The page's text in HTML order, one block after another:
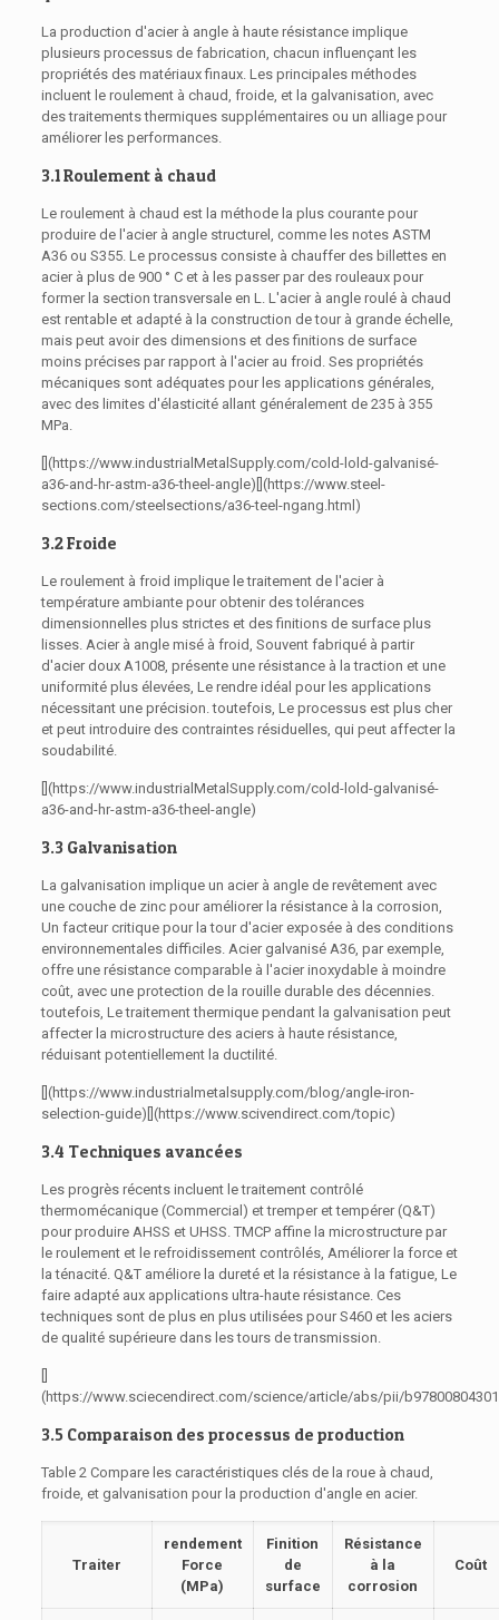
La production d'acier à angle à haute résistance implique
plusieurs processus de fabrication, chacun influençant les
propriétés des matériaux finaux. Les principales méthodes
incluent le roulement à chaud, froide, et la galvanisation, avec
des traitements thermiques supplémentaires ou un alliage pour
améliorer les performances.
3.1 Roulement à chaud
Le roulement à chaud est la méthode la plus courante pour
produire de l'acier à angle structurel, comme les notes ASTM
A36 ou S355. Le processus consiste à chauffer des billettes en
acier à plus de 900 ° C et à les passer par des rouleaux pour
former la section transversale en L. L'acier à angle roulé à chaud
est rentable et adapté à la construction de tour à grande échelle,
mais peut avoir des dimensions et des finitions de surface
moins précises par rapport à l'acier au froid. Ses propriétés
mécaniques sont adéquates pour les applications générales,
avec des limites d'élasticité allant généralement de 235 à 355
MPa.
[](https://www.industrialMetalSupply.com/cold-lold-galvanisé-
a36-and-hr-astm-a36-theel-angle)[](https://www.steel-
sections.com/steelsections/a36-teel-ngang.html)
3.2 Froide
Le roulement à froid implique le traitement de l'acier à
température ambiante pour obtenir des tolérances
dimensionnelles plus strictes et des finitions de surface plus
lisses. Acier à angle misé à froid, Souvent fabriqué à partir
d'acier doux A1008, présente une résistance à la traction et une
uniformité plus élevées, Le rendre idéal pour les applications
nécessitant une précision. toutefois, Le processus est plus cher
et peut introduire des contraintes résiduelles, qui peut affecter la
soudabilité.
[](https://www.industrialMetalSupply.com/cold-lold-galvanisé-
a36-and-hr-astm-a36-theel-angle)
3.3 Galvanisation
La galvanisation implique un acier à angle de revêtement avec
une couche de zinc pour améliorer la résistance à la corrosion,
Un facteur critique pour la tour d'acier exposée à des conditions
environnementales difficiles. Acier galvanisé A36, par exemple,
offre une résistance comparable à l'acier inoxydable à moindre
coût, avec une protection de la rouille durable des décennies.
toutefois, Le traitement thermique pendant la galvanisation peut
affecter la microstructure des aciers à haute résistance,
réduisant potentiellement la ductilité.
[](https://www.industrialmetalsupply.com/blog/angle-iron-
selection-guide)[](https://www.scivendirect.com/topic)
3.4 Techniques avancées
Les progrès récents incluent le traitement contrôlé
thermomécanique (Commercial) et tremper et tempérer (Q&T)
pour produire AHSS et UHSS. TMCP affine la microstructure par
le roulement et le refroidissement contrôlés, Améliorer la force et
la ténacité. Q&T améliore la dureté et la résistance à la fatigue, Le
faire adapté aux applications ultra-haute résistance. Ces
techniques sont de plus en plus utilisées pour S460 et les aciers
de qualité supérieure dans les tours de transmission.
(https://www.sciecendirect.com/science/article/abs/pii/
3.5 Comparaison des processus de production
Table 2 Compare les caractéristiques clés de la roue à chaud,
froide, et galvanisation pour la production d'angle en acier.
Traiter
rendement
Force
(MPa)
Finition
de
surface
Résistance
à la
corrosion
Coût